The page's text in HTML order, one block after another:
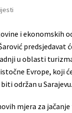
i ekonomskih
predsjedavat
u oblasti
Evrope, koji
održan u Sarajevu.
mjera za